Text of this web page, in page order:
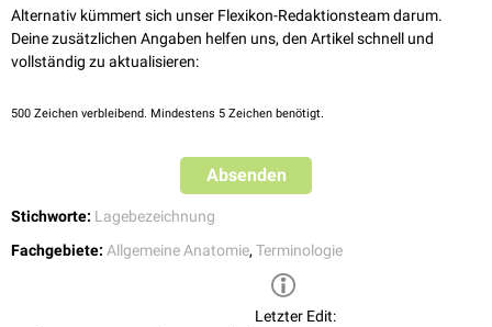
Alternativ kümmert sich unser Flexikon-Redaktionsteam darum.
Deine zusätzlichen Angaben helfen uns, den Artikel schnell und
vollständig zu aktualisieren:
500 Zeichen verbleibend. Mindestens 5 Zeichen benötigt.
Absenden
Stichworte: Lagebezeichnung
Fachgebiete: Allgemeine Anatomie, Terminologie
Letzter Edit: